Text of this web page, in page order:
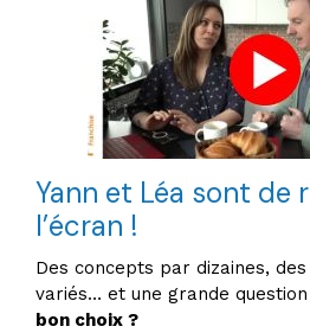
Yann et Léa sont de
l’écran !
Des concepts par dizaines,
variés… et une grande question
bon choix ?